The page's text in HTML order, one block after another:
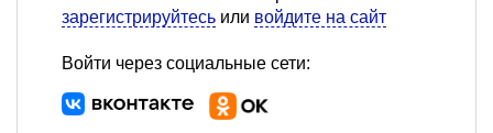
зарегистрируйтесь или войдите на сайт
Войти через социальные сети: